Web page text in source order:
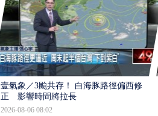
壹氣象／3颱共存！ 白海豚路徑偏西修
正 影響時間將拉長
2026-08-06 08:02